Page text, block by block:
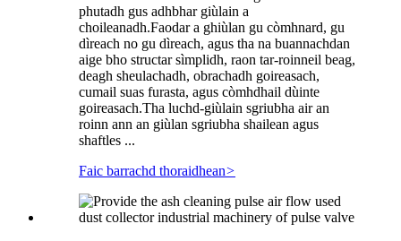
phutadh gus adhbhar giùlain a
choileanadh.Faodar a ghiùlan gu còmhnard, gu
dìreach no gu dìreach, agus tha na buannachdan
aige bho structar sìmplidh, raon tar-roinneil beag,
deagh sheulachadh, obrachadh goireasach,
cumail suas furasta, agus còmhdhail dùinte
goireasach.Tha luchd-giùlain sgriubha air an
roinn ann an giùlan sgriubha shailean agus
shaftles ...
Faic barrachd thoraidhean>